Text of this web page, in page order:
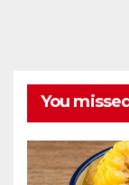
You missed